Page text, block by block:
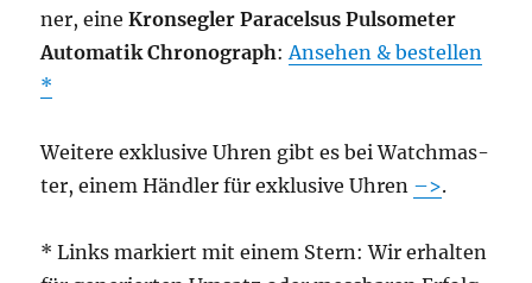
ner, eineKron­seg­ler Para­cel­sus Pul­so­me­ter
Auto­ma­tik Chro­no­graph:Anse­hen & bestellen
Wei­te­re exklu­si­ve Uhren gibt es bei Watch­mas­
ter, einem Händ­ler für exklu­si­ve Uhren –>.
* Links mar­kiert mit einem Stern: Wir erhal­ten